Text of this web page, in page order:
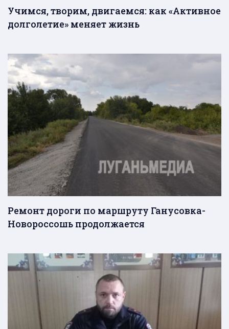
Учимся, творим, двигаемся: как «Активное
долголетие» меняет жизнь
Ремонт дороги по маршруту Ганусовка-
Новороссошь продолжается